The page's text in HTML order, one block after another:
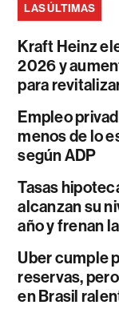
LAS ÚLTIMAS
Kraft Heinz
2026 y
para
Empleo
menos de lo
según ADP
Tasas
alcanzan su
año y frenan
Uber cumple
reservas,
en Brasil